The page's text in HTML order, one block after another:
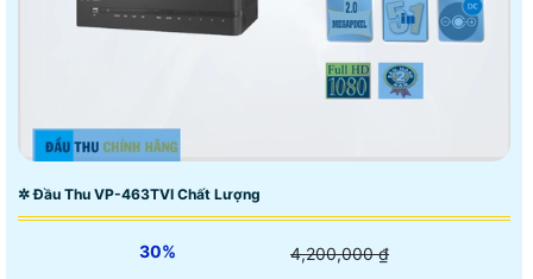
✲ Đầu Thu VP-463TVI Chất Lượng
30% 4,200,000 ₫